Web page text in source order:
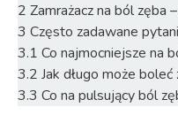
2 Zamrażacz na ból zęba
3 Często zadawane
3.1 Co najmocniejsze na
3.2 Jak długo może
3.3 Co na pulsujący ból